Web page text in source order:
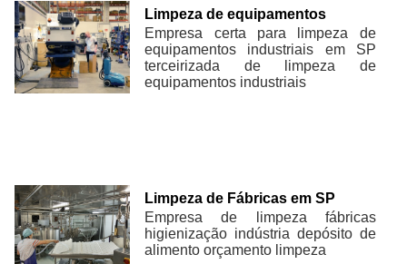
Limpeza de equipamentos
Empresa certa para limpeza de
equipamentos industriais em SP
terceirizada de limpeza de
equipamentos industriais
Limpeza de Fábricas em SP
Empresa de limpeza fábricas
higienização indústria depósito de
alimento orçamento limpeza